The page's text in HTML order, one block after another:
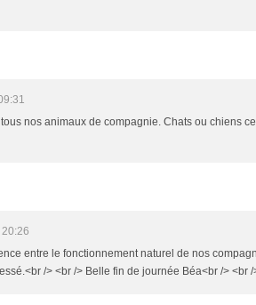
nos animaux de compagnie. Chats ou chiens
entre le fonctionnement naturel de nos
/> <br /> Belle fin de journée Béa<br /> <br /